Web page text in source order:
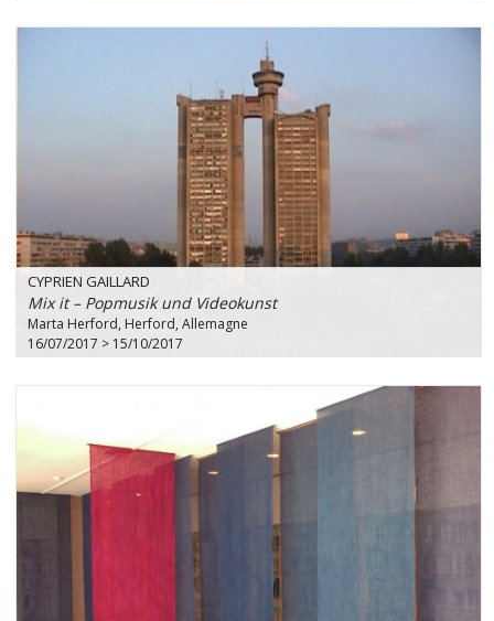
CYPRIEN GAILLARD
Mix it – Popmusik und Videokunst
Marta Herford, Herford, Allemagne
16/07/2017 > 15/10/2017